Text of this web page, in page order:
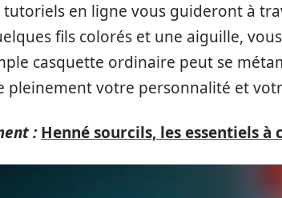
en ligne vous guideront à
fils colorés et une aiguille,
casquette ordinaire peut se
pleinement votre personnalité et
: Henné sourcils, les essentiels à